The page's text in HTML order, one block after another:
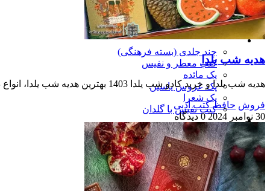
محصولات مذهبی
چاپ یادبود اموات
نذر فرهنگی
پیشنهاد خرید هدیه
چند جلدی (بسته فرهنگی)
کتب معطر و نفیس
پک مائده
پک عروس یاسین
پک شعرا
کتب نفیس با گلدان
دیوان حافظ شب یلدا
دانلود رایگان صوت غزلیات حافظ
درباره ما
ارتباط با ما
×
هدیه شب یلدا
هدیه شب یلدا و خرید کادو شب یلدا 1403 بهترین هدیه شب یلدا، انواع دیوان حافظ نفیس، معطر، رنگی، ست 2 تایی و پک 3 تایی، لپتاپی، با گلدان فیروزه و مس و چرمی و…
فروش حافظ کتب ادبی
30 نوامبر 2024
0 دیدگاه